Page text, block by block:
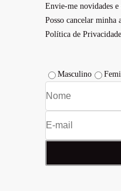
Envie-me novidades
Posso cancelar minha
Política de
Masculino